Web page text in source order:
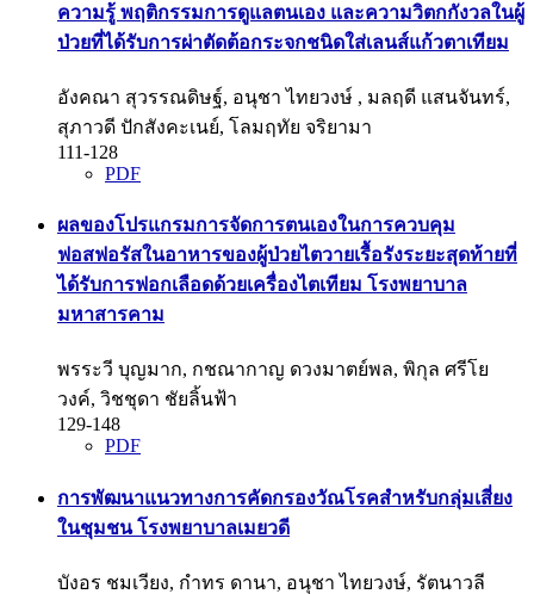
ความรู้ พฤติกรรมการดูแลตนเอง และความวิตกกังวลในผู้
ป่วยที่ได้รับการผ่าตัดต้อกระจกชนิดใส่เลนส์แก้วตาเทียม
อังคณา สุวรรณดิษฐ์, อนุชา ไทยวงษ์ , มลฤดี แสนจันทร์,
สุภาวดี ปักสังคะเนย์, โลมฤทัย จริยามา
111-128
PDF
ผลของโปรแกรมการจัดการตนเองในการควบคุม
ฟอสฟอรัสในอาหารของผู้ป่วยไตวายเรื้อรังระยะสุดท้ายที่
ได้รับการฟอกเลือดด้วยเครื่องไตเทียม โรงพยาบาล
มหาสารคาม
พรระวี บุญมาก, กชณากาญ ดวงมาตย์พล, พิกุล ศรีโย
วงค์, วิชชุดา ชัยลิ้นฟ้า
129-148
PDF
การพัฒนาแนวทางการคัดกรองวัณโรคสำหรับกลุ่มเสี่ยง
ในชุมชน โรงพยาบาลเมยวดี
บังอร ชมเวียง, กำทร ดานา, อนุชา ไทยวงษ์, รัตนาวลี